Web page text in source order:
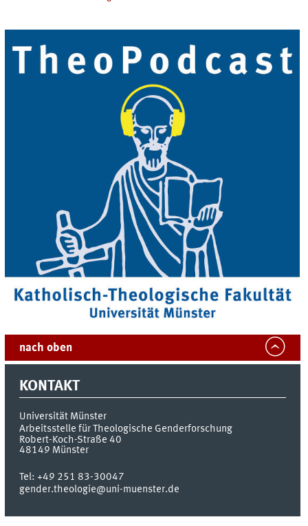
nach oben
KONTAKT
Universität Münster
Arbeitsstelle für Theologische Genderforschung
Robert-Koch-Straße 40
48149 Münster
Tel:+49 251 83-30047
gender.theologie@uni-muenster.de